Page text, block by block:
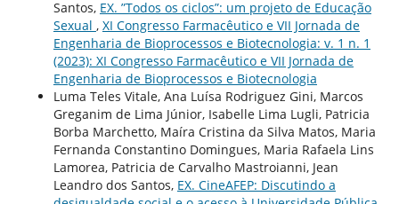
Santos, EX. ”Todos os ciclos”: um projeto de Educação
Sexual , XI Congresso Farmacêutico e VII Jornada de
Engenharia de Bioprocessos e Biotecnologia: v. 1 n. 1
(2023): XI Congresso Farmacêutico e VII Jornada de
Engenharia de Bioprocessos e Biotecnologia
Luma Teles Vitale, Ana Luísa Rodriguez Gini, Marcos
Greganim de Lima Júnior, Isabelle Lima Lugli, Patricia
Borba Marchetto, Maíra Cristina da Silva Matos, Maria
Fernanda Constantino Domingues, Maria Rafaela Lins
Lamorea, Patricia de Carvalho Mastroianni, Jean
Leandro dos Santos, EX. CineAFEP: Discutindo a